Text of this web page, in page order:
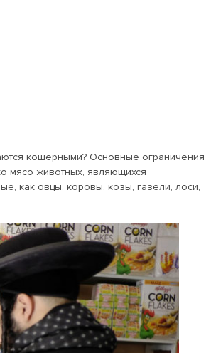
кошерными? Основные ограничения
мясо животных, являющихся
как овцы, коровы, козы, газели, лоси,